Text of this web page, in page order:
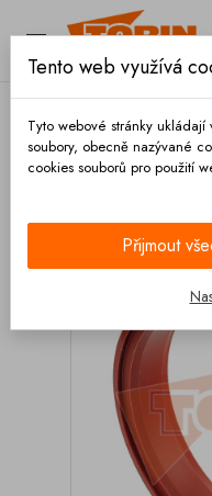

Tento web využívá
Tyto webové stránky
soubory, obecně nazývané
cookies souborů pro použití
Přijmout